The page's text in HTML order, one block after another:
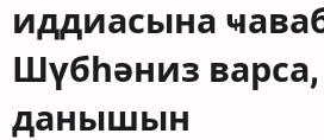
иддиасына
Шүбһәниз варса,
данышын